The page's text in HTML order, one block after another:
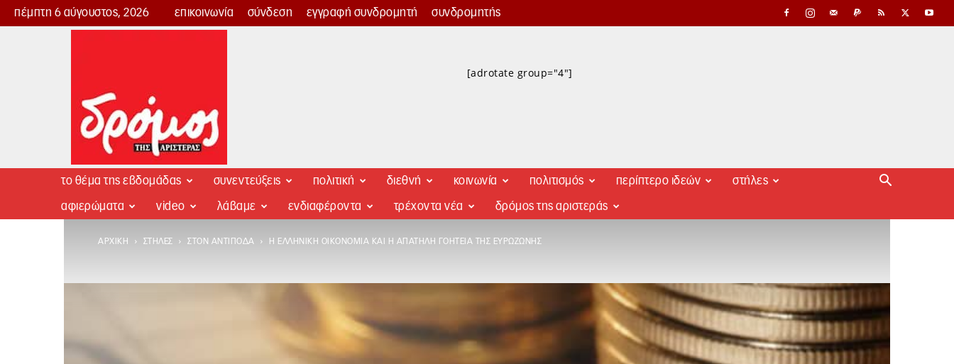
πέμπτη 6 αύγουστος, 2026 επικοινωνία σύνδεση εγγραφή συνδρομητή συνδρομητής
Δρόμος
[adrotate group="4"]
το θέμα της εβδομάδας συνεντεύξεις πολιτική διεθνή κοινωνία πολιτισμός περίπτερο ιδεών στήλες
αφιερώματα video λάβαμε ενδιαφέροντα τρέχοντα νέα δρόμος της αριστεράς
ΑΡΧΙΚΉ ΣΤΉΛΕΣ ΣΤΟΝ ΑΝΤΊΠΟΔΑ Η ΕΛΛΗΝΙΚΉ ΟΙΚΟΝΟΜΊΑ ΚΑΙ Η ΑΠΑΤΗΛΉ ΓΟΗΤΕΊΑ ΤΗΣ ΕΥΡΩΖΏΝΗΣ